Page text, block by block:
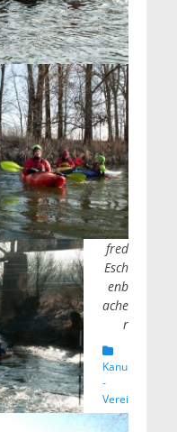
fred
Esch
enb
ache
r
Kategorien
Kanu
-
Verei